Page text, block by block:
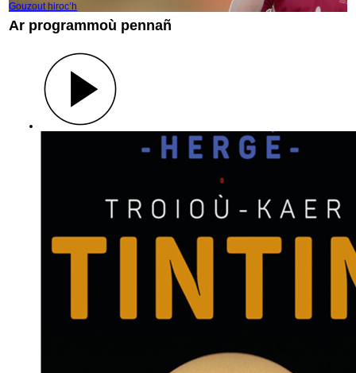
Gouzout hiroc’h
Ar programmoù pennañ